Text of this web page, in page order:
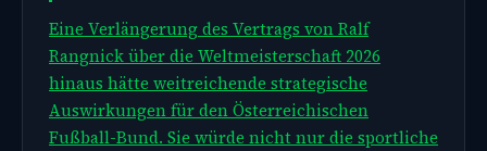
Eine Verlängerung des Vertrags von Ralf
Rangnick über die Weltmeisterschaft 2026
hinaus hätte weitreichende strategische
Auswirkungen für den Österreichischen
Fußball-Bund. Sie würde nicht nur die sportliche